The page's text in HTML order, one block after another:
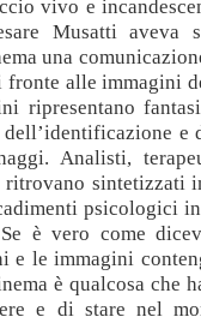
vivo e
Musatti aveva
una
fronte alle immagini
ripresentano
e
Analisti,
sintetizzati
psicologici
è vero come
e le immagini
è qualcosa che
e di stare nel